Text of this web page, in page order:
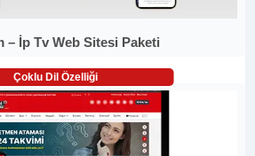
– İp Tv Web Sitesi Paketi
Çoklu Dil Özelliği